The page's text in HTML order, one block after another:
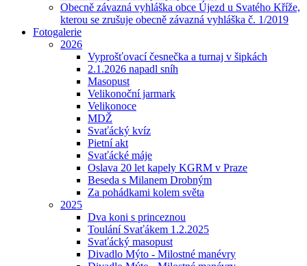
Obecně závazná vyhláška obce Újezd u Svatého Kříže,
kterou se zrušuje obecně závazná vyhláška č. 1/2019
Fotogalerie
2026
Vyprošťovací česnečka a turnaj v šipkách
2.1.2026 napadl sníh
Masopust
Velikonoční jarmark
Velikonoce
MDŽ
Svaťácký kvíz
Pietní akt
Svaťácké máje
Oslava 20 let kapely KGRM v Praze
Beseda s Milanem Drobným
Za pohádkami kolem světa
2025
Dva koni s princeznou
Toulání Svaťákem 1.2.2025
Svaťácký masopust
Divadlo Mýto - Milostné manévry